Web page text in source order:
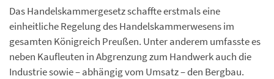
Das Handelskammergesetz schaffte erstmals eine
einheitliche Regelung des Handelskammerwesens im
gesamten Königreich Preußen. Unter anderem umfasste es
neben Kaufleuten in Abgrenzung zum Handwerk auch die
Industrie sowie – abhängig vom Umsatz – den Bergbau.